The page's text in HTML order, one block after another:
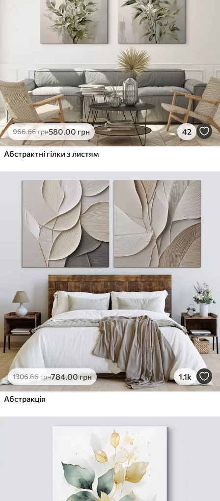
966.66грн580.00 грн 42
Абстрактні гілки з листям
1306.66грн784.00грн 1.1k
Абстракція